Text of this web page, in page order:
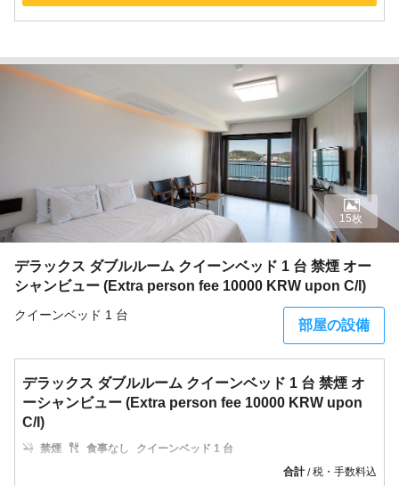
デラックス ダブルルーム クイーンベッド 1 台 禁煙 オー
シャンビュー (Extra person fee 10000 KRW upon C/I)
クイーンベッド 1 台
部屋の設備
15枚
デラックス ダブルルーム クイーンベッド 1 台 禁煙 オ
ーシャンビュー (Extra person fee 10000 KRW upon
C/I)
禁煙 食事なし
クイーンベッド 1 台
合計/税・手数料込